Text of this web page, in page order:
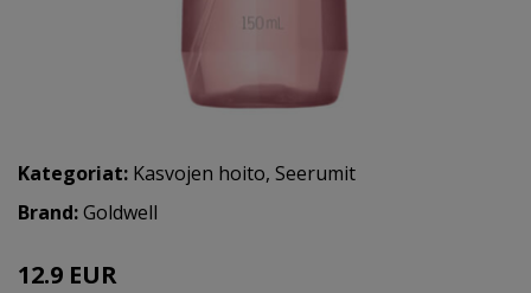
Kategoriat: Kasvojen hoito, Seerumit
Brand:Goldwell
12.9 EUR